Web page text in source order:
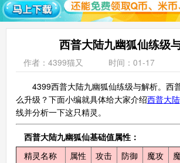
西普大陆九幽狐仙练级
作者：4399猫又 时间：01-17
4399西普大陆九幽狐仙练级与解析。西
么升级？下面小编就具体给大家介绍西普大陆
线并分析一下这只精灵。
西普大陆九幽狐仙基础值属性：
精灵名称
属性 攻击 防御 魔攻